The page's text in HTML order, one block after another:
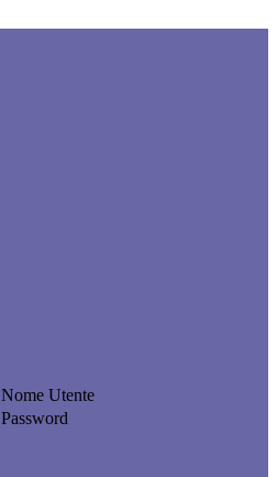
Nome Utente
Password